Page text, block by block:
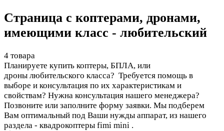
Страница с коптерами, дронами,
имеющими класс - любительский
4 товара
Планируете купить коптеры, БПЛА, или
дроны любительского класса? Требуется помощь в
выборе и консультация по их характеристикам и
свойствам? Нужна консультация нашего менеджера?
Позвоните или заполните форму заявки. Мы подберем
Вам оптимальный под Ваши нужды аппарат, из нашего
раздела - квадрокоптеры fimi mini .